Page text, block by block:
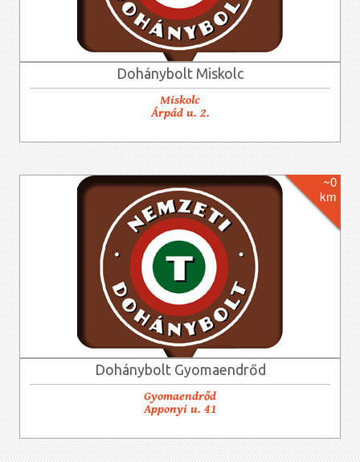
Dohánybolt Miskolc
Miskolc
Árpád u. 2.
~0
km
Dohánybolt Gyomaendrőd
Gyomaendrőd
Apponyi u. 41